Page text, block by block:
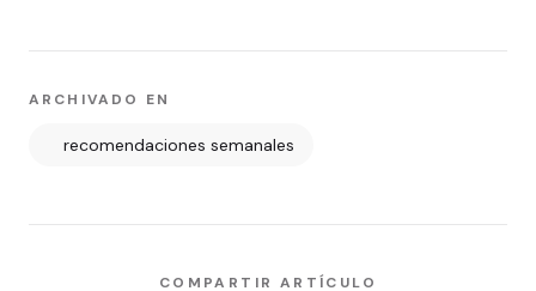
ARCHIVADO EN
recomendaciones semanales
COMPARTIR ARTÍCULO